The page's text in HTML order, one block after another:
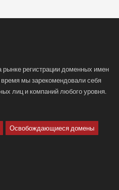
регистрации доменных имен
время мы зарекомендовали себя
лиц и компаний любого уровня.
Освобождающиеся домены